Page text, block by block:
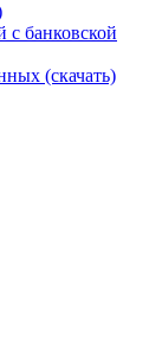
банковской
(скачать)